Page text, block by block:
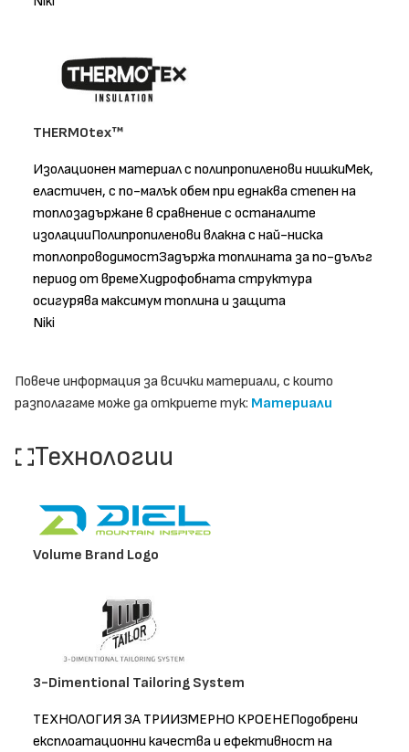
THERMOtex™
Изолационен материал с полипропиленови нишкиМек,
еластичен, с по-малък обем при еднаква степен на
топлозадържане в сравнение с останалите
изолацииПолипропиленови влакна с най-ниска
топлопроводимостЗадържа топлината за по-дълъг
период от времеХидрофобната структура
осигурява максимум топлина и защита
Niki
Повече информация за всички материали, с които
разполагаме може да откриете тук: Материали
Технологии
Volume Brand Logo
3-Dimentional Tailoring System
ТЕХНОЛОГИЯ ЗА ТРИИЗМЕРНО КРОЕНЕПодобрени
експлоатационни качества и ефективност на